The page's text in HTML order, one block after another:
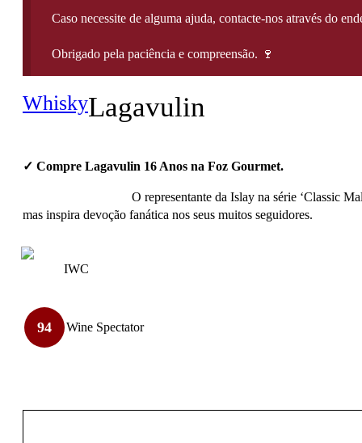
Caso necessite de alguma ajuda, contacte-nos através do
Obrigado pela paciência e compreensão. 🍷
WhiskyLagavulin
✓ Compre Lagavulin 16 Anos na Foz Gourmet.
O representante da Islay na série ‘Classic
mas inspira devoção fanática nos seus muitos seguidores.
IWC
94 Wine Spectator